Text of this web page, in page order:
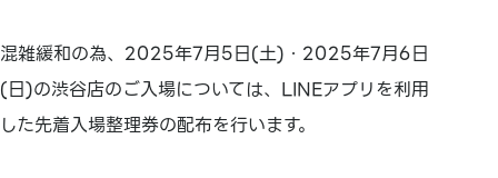
混雑緩和の為、2025年7月5日(土)・2025年7月6日
(日)の渋谷店のご入場については、LINEアプリを利用
した先着入場整理券の配布を行います。